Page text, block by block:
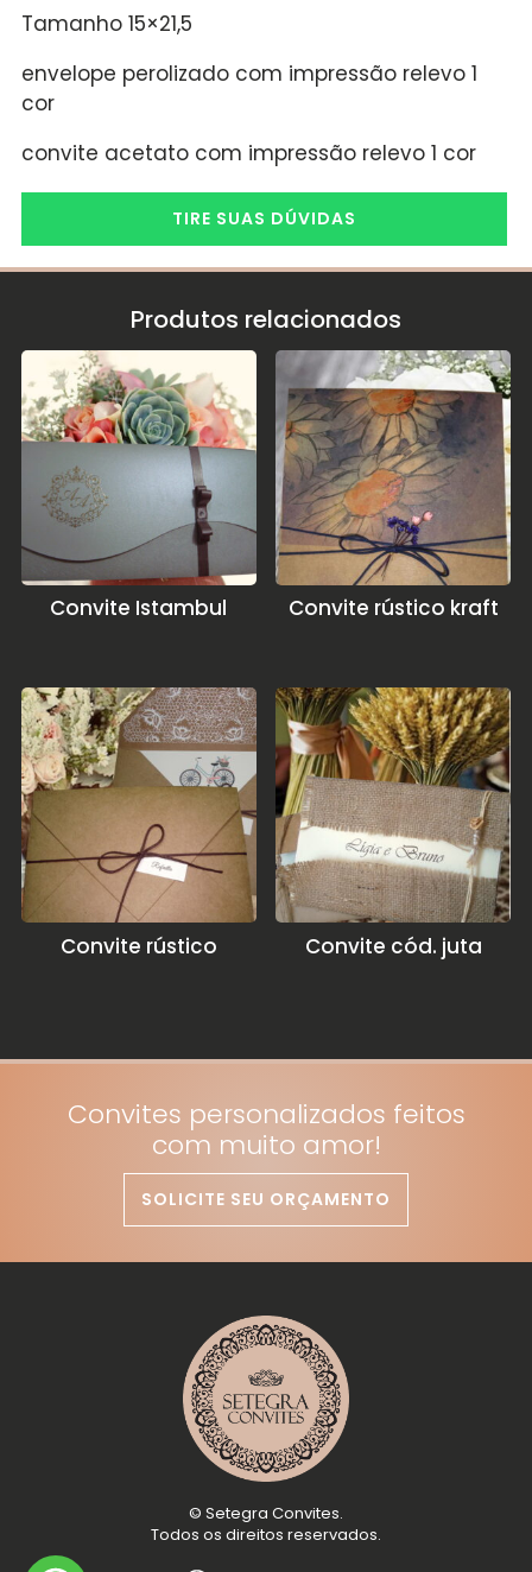
Tamanho 15×21,5
envelope perolizado com impressão relevo 1
cor
convite acetato com impressão relevo 1 cor
TIRE SUAS DÚVIDAS
Produtos relacionados
Convite Istambul Convite rústico kraft
Convite rústico Convite cód. juta
Convites personalizados feitos
com muito amor!
SOLICITE SEU ORÇAMENTO
© Setegra Convites.
Todos os direitos reservados.